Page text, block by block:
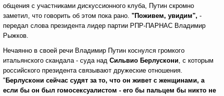
общения с участниками дискуссионного клуба, Путин скромно
заметил, что говорить об этом пока рано. "Поживем, увидим", -
передал слова президента лидер партии РПР-ПАРНАС Владимир
Рыжков.
Нечаянно в своей речи Владимир Путин коснулся громкого
итальянского скандала - суда над Сильвио Берлускони, с которым
российского президента связывают дружеские отношения.
" Берлускони сейчас судят за то, что он живет с женщинами, а
если бы он был гомосексуалистом - его бы пальцем бы никто не